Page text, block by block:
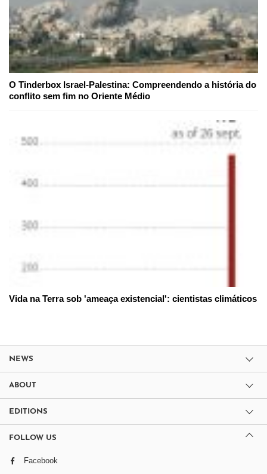
O Tinderbox Israel-Palestina: Compreendendo a história do
conflito sem fim no Oriente Médio
Vida na Terra sob 'ameaça existencial': cientistas climáticos
NEWS
ABOUT
EDITIONS
FOLLOW US
Facebook